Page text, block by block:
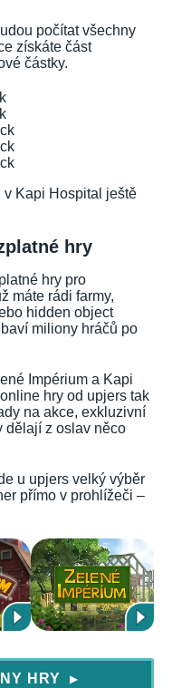
počítat všechny
získáte část
částky.
v Kapi Hospital ještě
hry
hry pro
máte rádi farmy,
hidden object
miliony hráčů po
Impérium a Kapi
hry od upjers tak
na akce, exkluzivní
dělají z oslav něco
u upjers velký výběr
přímo v prohlížeči –
HRY ▶